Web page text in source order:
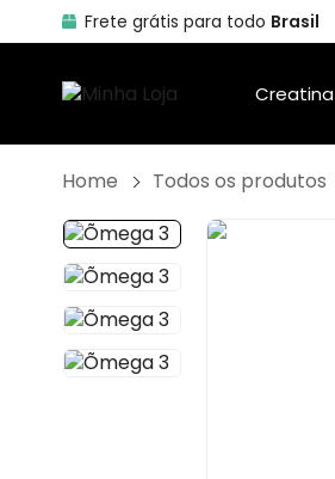
Frete grátis para todo Brasil
Creatina
Home Todos os produtos